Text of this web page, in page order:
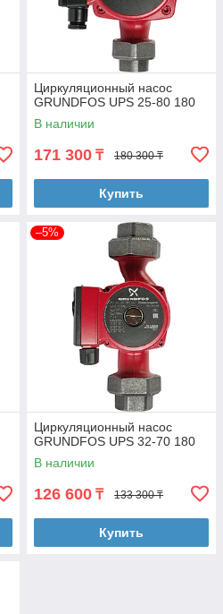
Циркуляционный насос
GRUNDFOS UPS 25-80 180
В наличии
171 300 ₸ 180 300 ₸
Купить
–5%
Циркуляционный насос
GRUNDFOS UPS 32-70 180
В наличии
126 600 ₸ 133 300 ₸
Купить